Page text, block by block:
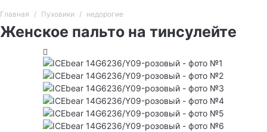
Главная Пуховики недорогие
Женское пальто на тинсулейте